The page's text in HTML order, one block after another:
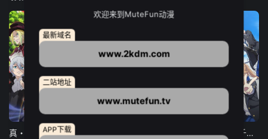
12集全
真・进化果 实不知不觉踏上胜利的人生 东京猫猫 NEW～♡
13集全
弹珠汽水瓶里的千岁同学
欢迎来到MuteFun动漫
最新域名
www.2kdm.com
二站地址
www.mutefun.tv
APP下载